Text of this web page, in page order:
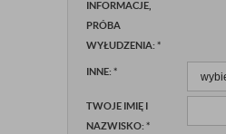
INFORMACJE,
PRÓBA
WYŁUDZENIA: *
INNE: *
TWOJE IMIĘ I
NAZWISKO: *